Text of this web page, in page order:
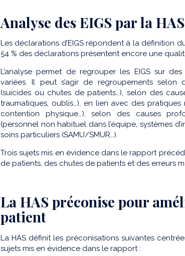
Analyse des EIGS par la HAS
Les déclarations d’EIGS répondent à la définition
54 % des déclarations présentent encore une
L’analyse permet de regrouper les EIGS sur
variées. Il peut s’agir de regroupements selon
(suicides ou chutes de patients…), selon des
traumatiques, oublis…), en lien avec des
contention physique…), selon des causes
(personnel non habituel dans l’équipe, systèmes
soins particuliers (SAMU/SMUR…).
Trois sujets mis en évidence dans le rapport
de patients, des chutes de patients et des erreurs
La HAS préconise pour
patient
La HAS définit les préconisations suivantes
sujets mis en évidence dans le rapport :